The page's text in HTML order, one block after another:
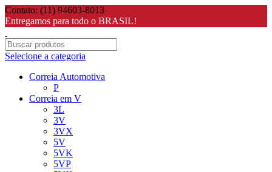
Contato: (11) 94603-8013
Entregamos para todo o BRASIL!
Selecione a categoria
Correia Automotiva
P
Correia em V
3L
3V
3VX
5V
5VK
5VP